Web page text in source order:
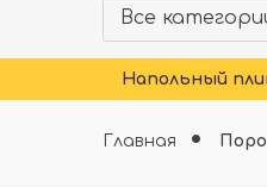
Напольный
Главная